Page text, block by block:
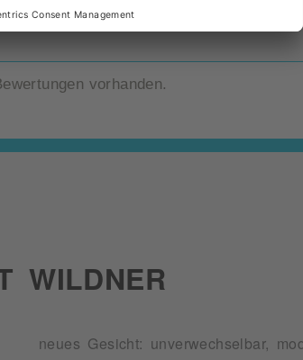
- RIESLING - 2024
vorhanden.
WILDNER